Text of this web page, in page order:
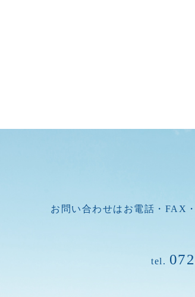
お問い合わせはお電話・FAX
tel.